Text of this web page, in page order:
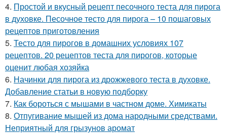
4. Простой и вкусный рецепт песочного теста для пирога
в духовке. Песочное тесто для пирога – 10 пошаговых
рецептов приготовления
5. Тесто для пирогов в домашних условиях 107
рецептов. 20 рецептов теста для пирогов, которые
оценит любая хозяйка
6. Начинки для пирога из дрожжевого теста в духовке.
Добавление статьи в новую подборку
7. Как бороться с мышами в частном доме. Химикаты
8. Отпугивание мышей из дома народными средствами.
Неприятный для грызунов аромат